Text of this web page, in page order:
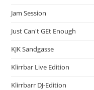
Jam Session
Just Can't GEt Enough
KJK Sandgasse
Klirrbar Live Edition
Klirrbarr DJ-Edition